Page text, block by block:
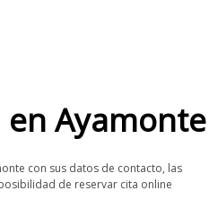
enAyamonte
con sus datos de contacto, las
de reservar cita online